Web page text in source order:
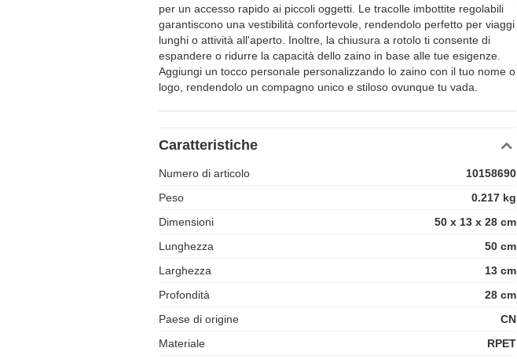
per un accesso rapido ai piccoli oggetti. Le tracolle imbottite regolabili
garantiscono una vestibilità confortevole, rendendolo perfetto per viaggi
lunghi o attività all'aperto. Inoltre, la chiusura a rotolo ti consente di
espandere o ridurre la capacità dello zaino in base alle tue esigenze.
Aggiungi un tocco personale personalizzando lo zaino con il tuo nome o
logo, rendendolo un compagno unico e stiloso ovunque tu vada.
Caratteristiche
Numero di articolo
10158690
Peso
0.217 kg
Dimensioni
50 x 13 x 28 cm
Lunghezza
50 cm
Larghezza
13 cm
Profondità
28 cm
Paese di origine
CN
Materiale
RPET